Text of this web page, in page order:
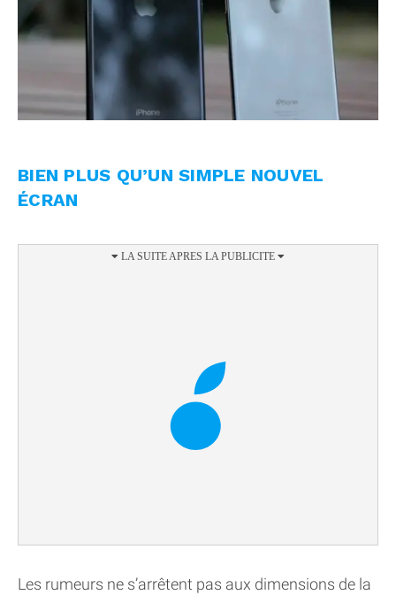
BIEN PLUS QU’UN SIMPLE NOUVEL
ÉCRAN
Les rumeurs ne s’arrêtent pas aux dimensions de la